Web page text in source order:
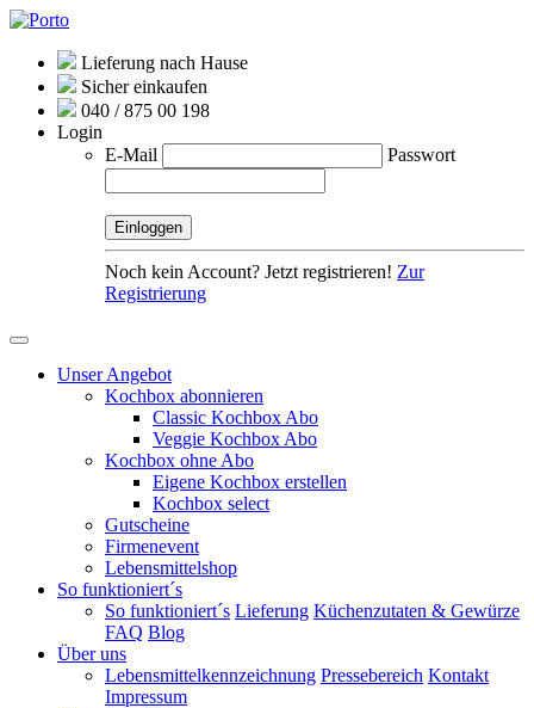
Lieferung nach Hause
Sicher einkaufen
040 / 875 00 198
Login
E-Mail
Passwort
Noch kein Account? Jetzt registrieren! Zur
Registrierung
Unser Angebot
Kochbox abonnieren
Classic Kochbox Abo
Veggie Kochbox Abo
Kochbox ohne Abo
Eigene Kochbox erstellen
Kochbox select
Gutscheine
Firmenevent
Lebensmittelshop
So funktioniert´s
So funktioniert´s Lieferung Küchenzutaten & Gewürze
FAQ Blog
Über uns
Lebensmittelkennzeichnung Pressebereich Kontakt
Impressum